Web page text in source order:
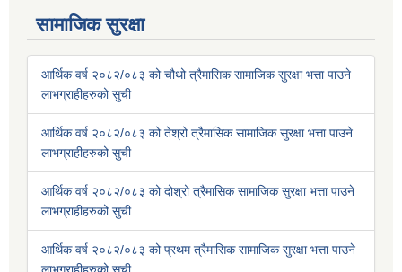
सामाजिक सुरक्षा
आर्थिक वर्ष २०८२/०८३ को चौथो त्रैमासिक सामाजिक सुरक्षा भत्ता पाउने
लाभग्राहीहरुको सुची
आर्थिक वर्ष २०८२/०८३ को तेश्रो त्रैमासिक सामाजिक सुरक्षा भत्ता पाउने
लाभग्राहीहरुको सुची
आर्थिक वर्ष २०८२/०८३ को दोश्रो त्रैमासिक सामाजिक सुरक्षा भत्ता पाउने
लाभग्राहीहरुको सुची
आर्थिक वर्ष २०८२/०८३ को प्रथम त्रैमासिक सामाजिक सुरक्षा भत्ता पाउने